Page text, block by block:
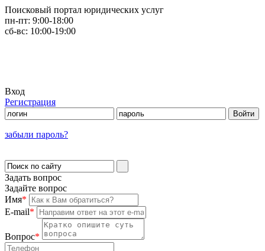
Поисковый портал юридических услуг
пн-пт: 9:00-18:00
сб-вс: 10:00-19:00
Вход
Регистрация
забыли пароль?
Задать вопрос
Задайте вопрос
Имя*
E-mail*
Вопрос*